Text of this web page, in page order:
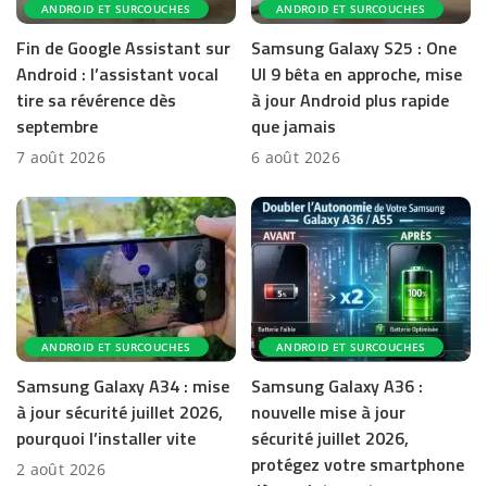
ANDROID ET SURCOUCHES
Fin de Google Assistant sur
Android : l’assistant vocal
tire sa révérence dès
septembre
7 août 2026
ANDROID ET SURCOUCHES
Samsung Galaxy S25 : One
UI 9 bêta en approche, mise
à jour Android plus rapide
que jamais
6 août 2026
ANDROID ET SURCOUCHES
Samsung Galaxy A34 : mise
à jour sécurité juillet 2026,
pourquoi l’installer vite
2 août 2026
ANDROID ET SURCOUCHES
Samsung Galaxy A36 :
nouvelle mise à jour
sécurité juillet 2026,
protégez votre smartphone